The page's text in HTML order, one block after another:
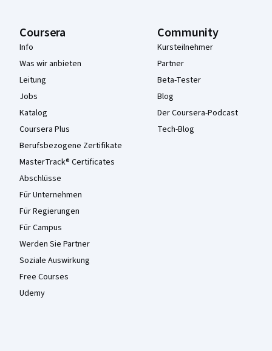
Coursera
Info
Was wir anbieten
Leitung
Jobs
Katalog
Coursera Plus
Berufsbezogene Zertifikate
MasterTrack® Certificates
Abschlüsse
Für Unternehmen
Für Regierungen
Für Campus
Werden Sie Partner
Soziale Auswirkung
Free Courses
Udemy
Community
Kursteilnehmer
Partner
Beta-Tester
Blog
Der Coursera-Podcast
Tech-Blog